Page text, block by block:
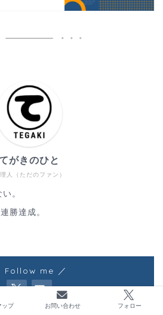
人（ただのファン）
がきのひと
。
勝達成。
Follow me ／
ップ お問い合わせ フォロー